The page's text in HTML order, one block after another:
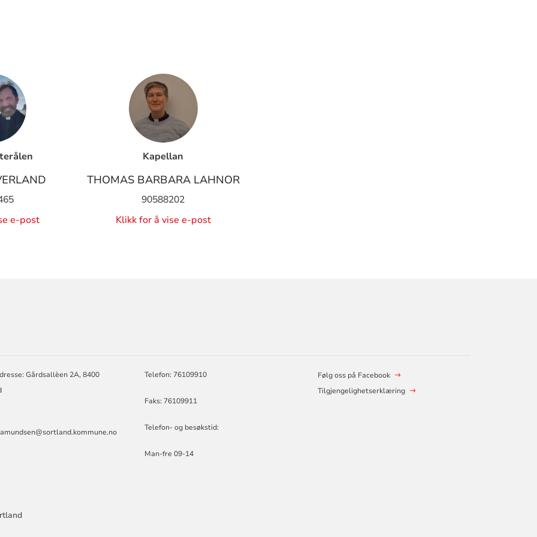
e-post
Kapellan
THOMAS BARBARA LAHNOR
90588202
Klikk for å vise e-post
Gårdsallèen 2A, 8400
Telefon: 76109910
Faks: 76109911
Telefon- og besøkstid:
Man-fre 09-14
Følg oss på Facebook
Tilgjengelighetserklæring